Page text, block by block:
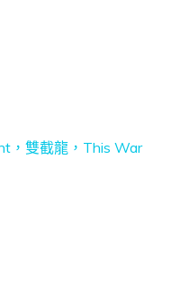
，雙截龍，This War